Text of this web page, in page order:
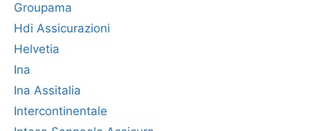
Groupama
Hdi Assicurazioni
Helvetia
Ina
Ina Assitalia
Intercontinentale